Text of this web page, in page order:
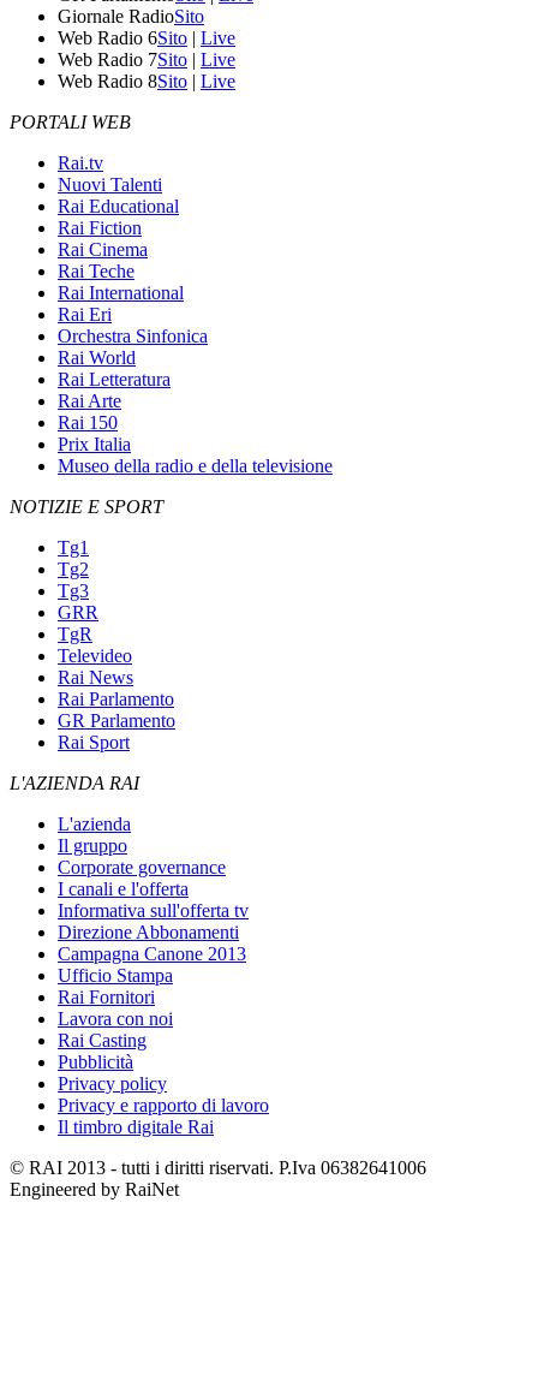
Giornale RadioSito
Web Radio 6Sito | Live
Web Radio 7Sito | Live
Web Radio 8Sito | Live
PORTALI WEB
Rai.tv
Nuovi Talenti
Rai Educational
Rai Fiction
Rai Cinema
Rai Teche
Rai International
Rai Eri
Orchestra Sinfonica
Rai World
Rai Letteratura
Rai Arte
Rai 150
Prix Italia
Museo della radio e della televisione
NOTIZIE E SPORT
Tg1
Tg2
Tg3
GRR
TgR
Televideo
Rai News
Rai Parlamento
GR Parlamento
Rai Sport
L'AZIENDA RAI
L'azienda
Il gruppo
Corporate governance
I canali e l'offerta
Informativa sull'offerta tv
Direzione Abbonamenti
Campagna Canone 2013
Ufficio Stampa
Rai Fornitori
Lavora con noi
Rai Casting
Pubblicità
Privacy policy
Privacy e rapporto di lavoro
Il timbro digitale Rai
© RAI 2013 - tutti i diritti riservati. P.Iva 06382641006
Engineered by RaiNet